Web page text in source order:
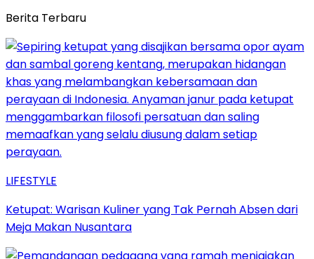
Berita Terbaru
LIFESTYLE
Ketupat: Warisan Kuliner yang Tak Pernah Absen dari
Meja Makan Nusantara